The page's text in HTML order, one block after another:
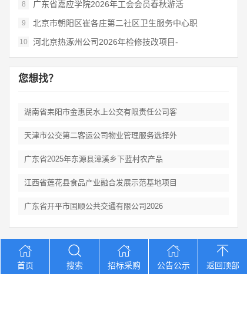
8 广东省嘉应学院2026年工会会员春秋游活
9 北京市朝阳区崔各庄第二社区卫生服务中心职
10 河北京热涿州公司2026年检修技改项目-
您想找？
湖南省耒阳市金惠民水上公交有限责任公司客
天津市公交第二客运公司物业管理服务选择外
广东省2025年东源县漳溪乡下蓝村农产品
江西省莲花县食品产业融合发展示范基地项目
广东省开平市国顺公共交通有限公司2026
Copyright © 2012-2026 中招招标网 版权所有 网站备案号：京
ICP备2023026371号-2
首页 搜索 招标采购 公告公示 返回顶部